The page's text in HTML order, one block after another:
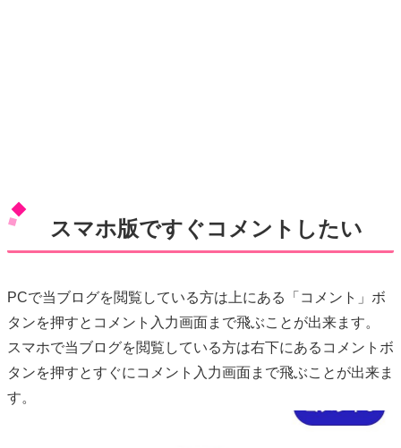
スマホ版ですぐコメントしたい
PCで当ブログを閲覧している方は上にある「コメント」ボ
タンを押すとコメント入力画面まで飛ぶことが出来ます。
スマホで当ブログを閲覧している方は右下にあるコメントボ
タンを押すとすぐにコメント入力画面まで飛ぶことが出来ま
す。